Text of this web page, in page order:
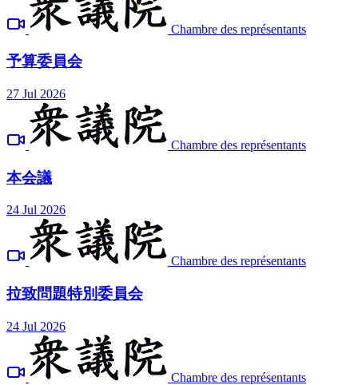
Chambre des représentants
予算委員会
27 Jul 2026
Chambre des représentants
本会議
24 Jul 2026
Chambre des représentants
拉致問題特別委員会
24 Jul 2026
Chambre des représentants